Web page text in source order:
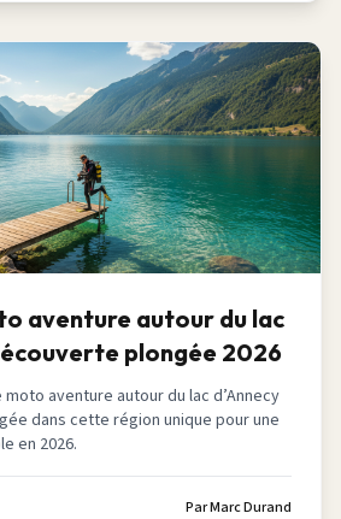
aventure autour du lac
plongée 2026
aventure autour du lac d’Annecy
dans cette région unique pour une
en 2026.
ParMarc Durand